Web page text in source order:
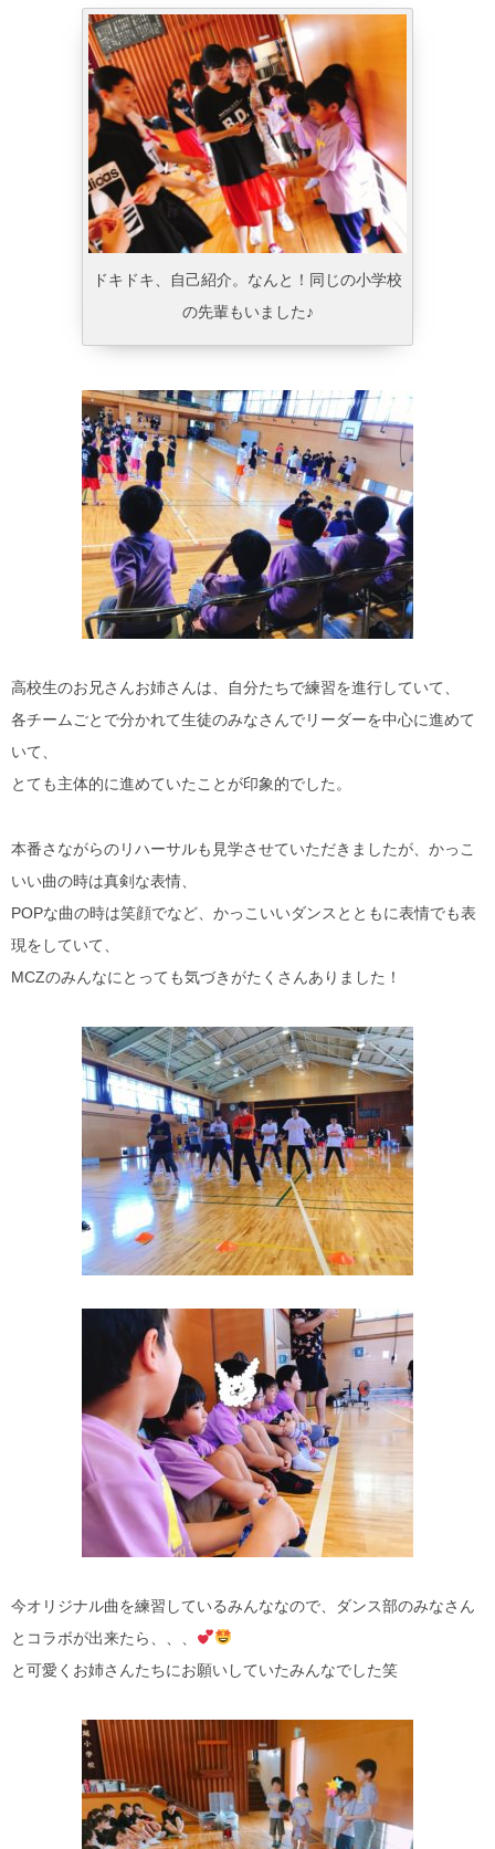
ドキドキ、自己紹介。なんと！同じの小学校
の先輩もいました♪
高校生のお兄さんお姉さんは、自分たちで練習を進行していて、
各チームごとで分かれて生徒のみなさんでリーダーを中心に進めて
いて、
とても主体的に進めていたことが印象的でした。
本番さながらのリハーサルも見学させていただきましたが、かっこ
いい曲の時は真剣な表情、
POPな曲の時は笑顔でなど、かっこいいダンスとともに表情でも表
現をしていて、
MCZのみんなにとっても気づきがたくさんありました！
今オリジナル曲を練習しているみんななので、ダンス部のみなさん
とコラボが出来たら、、、
と可愛くお姉さんたちにお願いしていたみんなでした笑